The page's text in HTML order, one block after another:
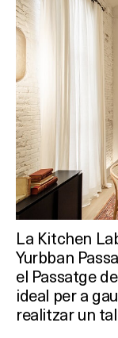
La Kitchen
Yurbban
el Passatge
ideal per a
realitzar un